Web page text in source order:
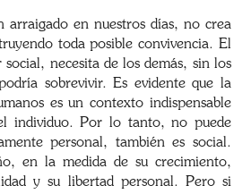
arraigado en nuestros días, no crea
toda posible convivencia. El
social, necesita de los demás, sin los
sobrevivir. Es evidente que la
es un contexto indispensable
individuo. Por lo tanto, no puede
personal, también es social.
en la medida de su crecimiento,
y su libertad personal. Pero si